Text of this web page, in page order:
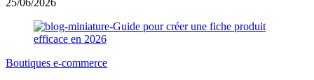
Boutiques e-commerce